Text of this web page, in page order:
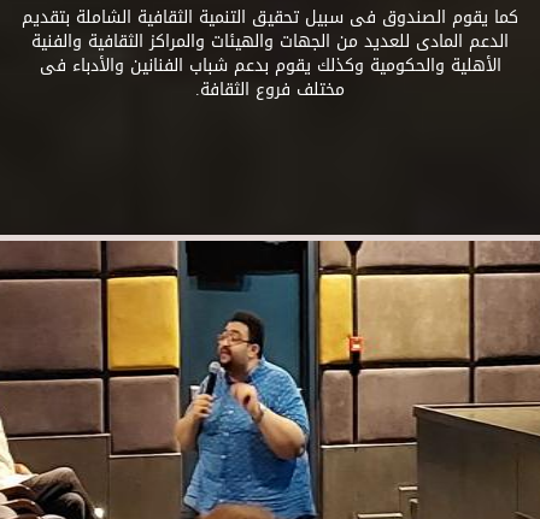
كما يقوم الصندوق فى سبيل تحقيق التنمية الثقافية الشاملة بتقديم
الدعم المادى للعديد من الجهات والهيئات والمراكز الثقافية والفنية
الأهلية والحكومية وكذلك يقوم بدعم شباب الفنانين والأدباء فى
مختلف فروع الثقافة.